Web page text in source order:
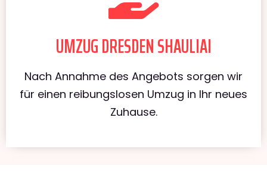
UMZUG DRESDEN SHAULIAI
Nach Annahme des Angebots sorgen wir
für einen reibungslosen Umzug in Ihr neues
Zuhause.